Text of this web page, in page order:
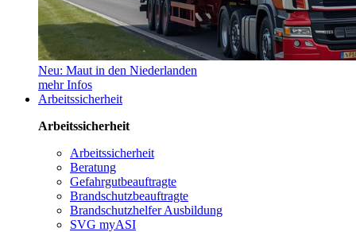
Neu: Maut in den Niederlanden
mehr Infos
Arbeitssicherheit
Arbeitssicherheit
Arbeitssicherheit
Beratung
Gefahrgutbeauftragte
Brandschutzbeauftragte
Brandschutzhelfer Ausbildung
SVG myASI